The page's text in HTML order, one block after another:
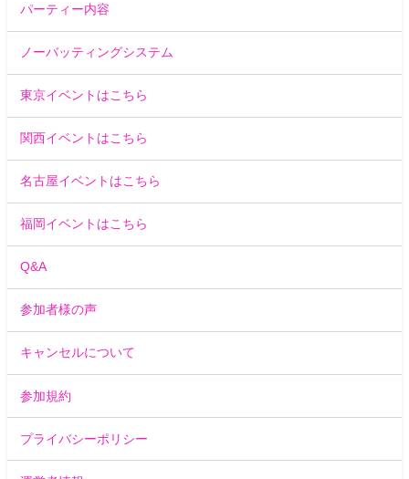
パーティー内容
ノーバッティングシステム
東京イベントはこちら
関西イベントはこちら
名古屋イベントはこちら
福岡イベントはこちら
Q&A
参加者様の声
キャンセルについて
参加規約
プライバシーポリシー